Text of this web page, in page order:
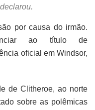
por causa do irmão.
ao título de
oficial em Windsor,
de Clitheroe, ao norte
sobre as polêmicas